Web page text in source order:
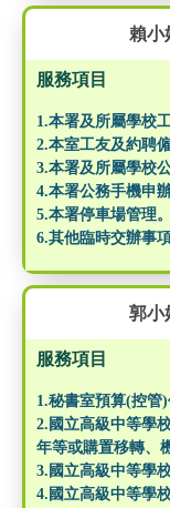
賴小
服務項目
1.本署及所屬學校
2.本室工友及約聘
3.本署及所屬學校
4.本署公務手機申辦
5.本署停車場管理。
6.其他臨時交辦事項
郭小
服務項目
1.秘書室預算(控管)
2.國立高級中等學
年等或購置移轉、
3.國立高級中等學
4.國立高級中等學